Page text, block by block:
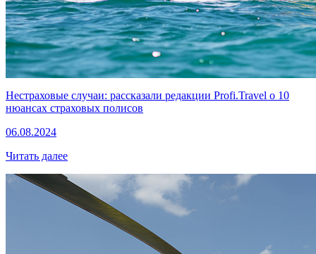
Нестраховые случаи: рассказали редакции Profi.Travel о 10
нюансах страховых полисов
06.08.2024
Читать далее